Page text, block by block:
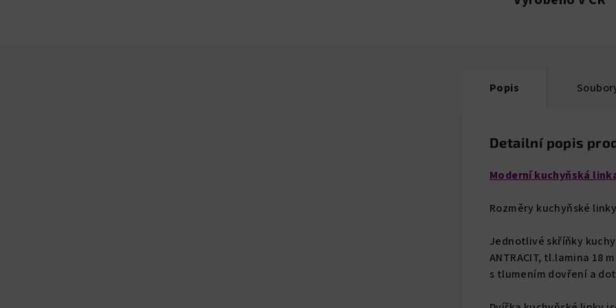
Popis
Detailní popis
Moderní kuchyňská
Rozměry kuchyňské
Jednotlivé skříňky
ANTRACIT, tl.lamina 18
s tlumením dovření a